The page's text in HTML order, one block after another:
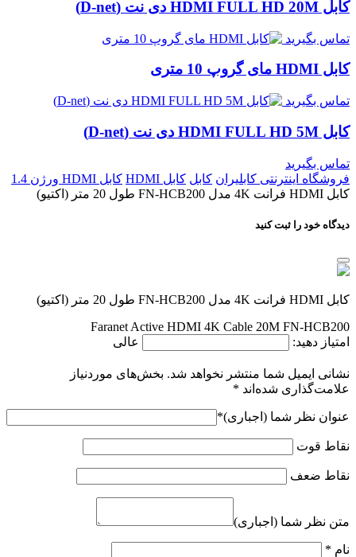
کابل HDMI FULL HD 20M دی نت (D-net)
تماس بگیرید
کابل HDMI مای گروپ 10 متری
تماس بگیرید
کابل HDMI FULL HD 5M دی نت (D-net)
تماس بگیرید
فروشگاه اینترنتی کابلیران کابل کابل HDMI
کابل HDMI ورژن 1.4
کابل HDMI فرانت 4K مدل FN-HCB200 طول 20 متر (اکتیو)
دیدگاه خود را ثبت کنید
کابل HDMI فرانت 4K مدل FN-HCB200 طول 20 متر (اکتیو)
Faranet Active HDMI 4K Cable 20M FN-HCB200
امتیاز دهید:
عالی
نشانی ایمیل شما منتشر نخواهد شد. بخش‌های موردنیاز
علامت‌گذاری شده‌اند *
عنوان نظر شما (اجباری)*
نقاط قوت
نقاط ضعف
متن نظر شما (اجباری)
نام *